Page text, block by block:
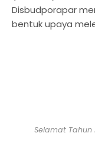
Disbudporapar
bentuk upaya
Selamat Tahun